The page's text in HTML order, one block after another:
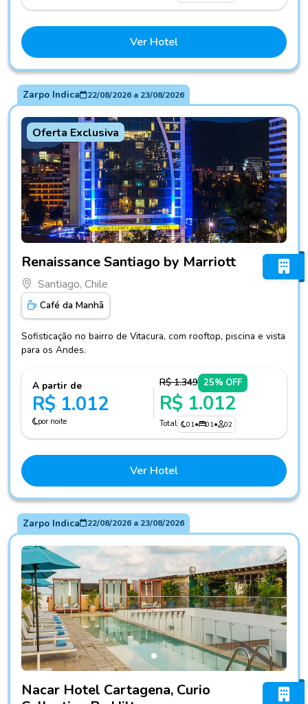
Ver Hotel
Zarpo Indica 22/08/2026a 23/08/2026
Oferta Exclusiva
Renaissance Santiago by Marriott
Santiago, Chile
Café da Manhã
Sofisticação no bairro de Vitacura, com rooftop, piscina e vista
para os Andes.
A partir de
R$ 1.012
por noite
R$ 1.349 25% OFF
R$ 1.012
Total 01• 01• 02
Ver Hotel
Zarpo Indica 22/08/2026a 23/08/2026
Fotos do hotel Nacar Hotel Cartagena, Curio Collection By
Nacar Hotel Cartagena, Curio